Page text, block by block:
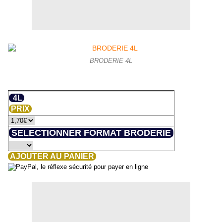
BRODERIE 4L
4L
PRIX
SELECTIONNER FORMAT BRODERIE
AJOUTER AU PANIER